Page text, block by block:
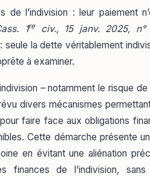
l’indivision : leur paiement
1reciv., 15 janv. 2025, n°
seule la dette véritablement
à examiner.
– notamment le risque
divers mécanismes
faire face aux obligations
Cette démarche présente
en évitant une aliénation
finances de l’indivision,